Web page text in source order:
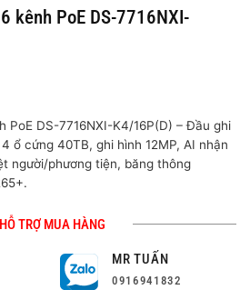
kênh PoE DS-7716NXI-
PoE DS-7716NXI-K4/16P(D) – Đầu ghi
ổ cứng 40TB, ghi hình 12MP, AI nhận
người/phương tiện, băng thông
HỖ TRỢ MUA HÀNG
MR TUẤN
0916941832